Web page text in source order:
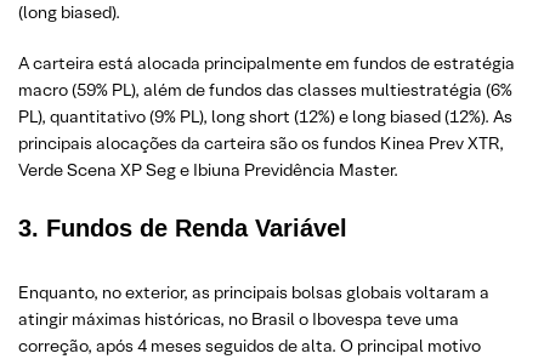
(long biased).
A carteira está alocada principalmente em fundos de estratégia
macro (59% PL), além de fundos das classes multiestratégia (6%
PL), quantitativo (9% PL), long short (12%) e long biased (12%). As
principais alocações da carteira são os fundos Kinea Prev XTR,
Verde Scena XP Seg e Ibiuna Previdência Master.
3. Fundos de Renda Variável
Enquanto, no exterior, as principais bolsas globais voltaram a
atingir máximas históricas, no Brasil o Ibovespa teve uma
correção, após 4 meses seguidos de alta. O principal motivo